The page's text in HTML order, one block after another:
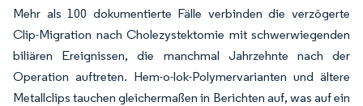
Mehr als 100 dokumentierte Fälle verbinden die verzögerte
Clip-Migration nach Cholezystektomie mit schwerwiegenden
biliären Ereignissen, die manchmal Jahrzehnte nach der
Operation auftreten. Hem-o-lok-Polymervarianten und ältere
Metallclips tauchen gleichermaßen in Berichten auf, was auf ein